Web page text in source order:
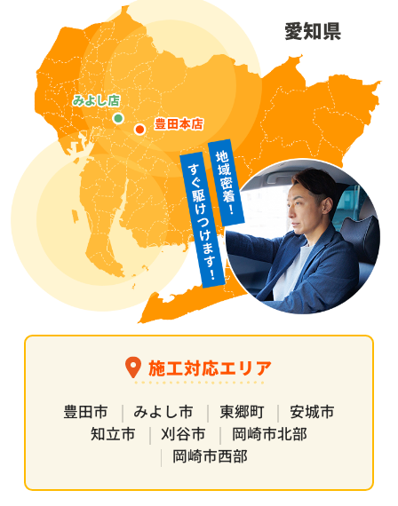
施工対応エリア
豊田市 みよし市 東郷町
安城市
知立市
刈谷市
岡崎市北部
岡崎市西部